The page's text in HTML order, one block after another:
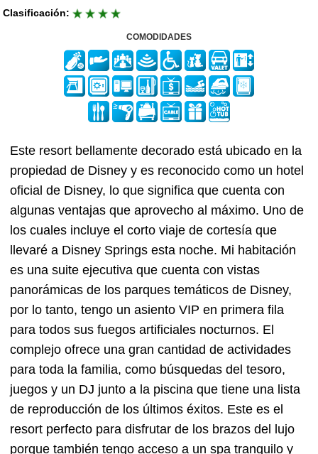
Clasificación:
COMODIDADES
Este resort bellamente decorado está ubicado en la
propiedad de Disney y es reconocido como un hotel
oficial de Disney, lo que significa que cuenta con
algunas ventajas que aprovecho al máximo. Uno de
los cuales incluye el corto viaje de cortesía que
llevaré a Disney Springs esta noche. Mi habitación
es una suite ejecutiva que cuenta con vistas
panorámicas de los parques temáticos de Disney,
por lo tanto, tengo un asiento VIP en primera fila
para todos sus fuegos artificiales nocturnos. El
complejo ofrece una gran cantidad de actividades
para toda la familia, como búsquedas del tesoro,
juegos y un DJ junto a la piscina que tiene una lista
de reproducción de los últimos éxitos. Este es el
resort perfecto para disfrutar de los brazos del lujo
porque también tengo acceso a un spa tranquilo y